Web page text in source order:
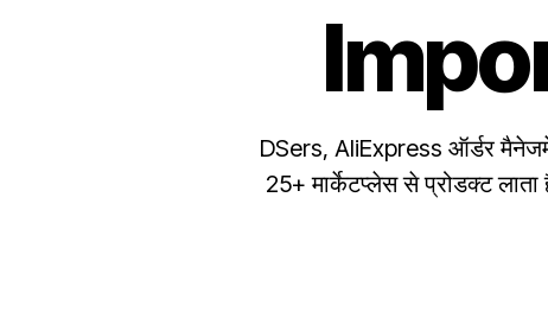
ऐप्स की तुलना करें
DSers, AliExpress ऑर्डर
25+ मार्केटप्लेस से प्रोडक्ट